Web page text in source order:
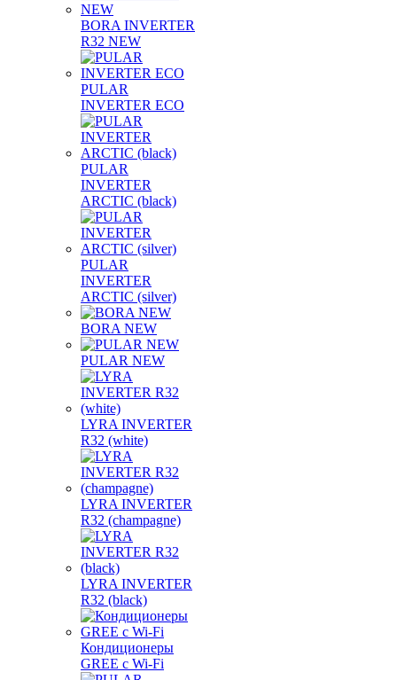
BORA INVERTER
R32 NEW
PULAR
INVERTER ECO
PULAR
INVERTER
ARCTIC (black)
PULAR
INVERTER
ARCTIC (silver)
BORA NEW
PULAR NEW
LYRA INVERTER
R32 (white)
LYRA INVERTER
R32 (champagne)
LYRA INVERTER
R32 (black)
Кондиционеры
GREE с Wi-Fi